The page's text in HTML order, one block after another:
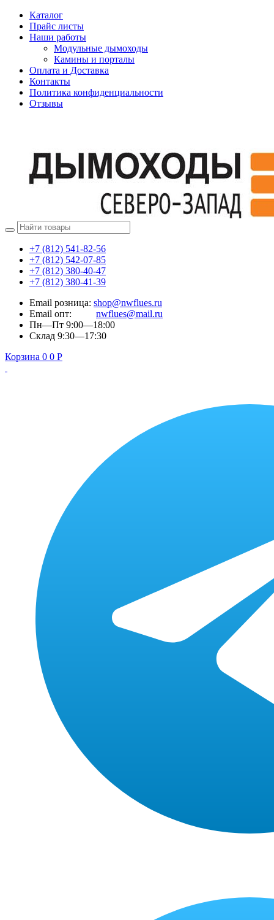
Каталог
Прайс листы
Наши работы
Модульные дымоходы
Камины и порталы
Оплата и Доставка
Контакты
Политика конфиденциальности
Отзывы
+7 (812) 541-82-56
+7 (812) 542-07-85
+7 (812) 380-40-47
+7 (812) 380-41-39
Email розница: shop@nwflues.ru
Email опт: nwflues@mail.ru
Пн—Пт 9:00—18:00
Склад 9:30—17:30
Корзина 0 0 Р